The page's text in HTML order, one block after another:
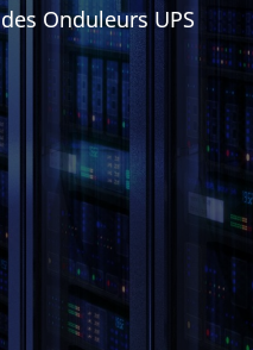
Onduleurs UPS